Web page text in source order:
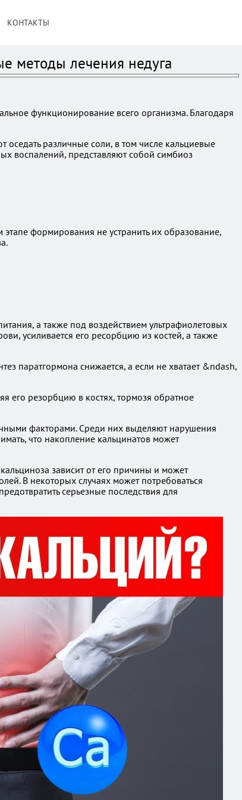
КОНТАКТЫ
методы лечения недуга
функционирование всего организма. Благодаря
различные соли, в том числе кальциевые
воспалений, представляют собой симбиоз
формирования не устранить их образование,
а также под воздействием ультрафиолетовых
усиливается его ресорбцию из костей, а также
паратгормона снижается, а если не хватает &ndash,
его резорбцию в костях, тормозя обратное
факторами. Среди них выделяют нарушения
что накопление кальцинатов может
зависит от его причины и может
В некоторых случаях может потребоваться
серьезные последствия для